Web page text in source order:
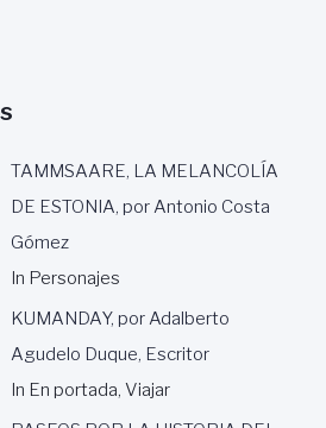
TAMMSAARE, LA MELANCOLÍA
DE ESTONIA, por Antonio Costa
Gómez
In Personajes
KUMANDAY, por Adalberto
Agudelo Duque, Escritor
In En portada, Viajar